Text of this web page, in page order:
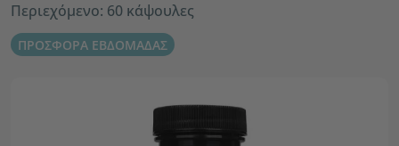
Περιεχόμενο: 60 κάψουλες
ΠΡΟΣΦΟΡΑ ΕΒΔΟΜΑΔΑΣ